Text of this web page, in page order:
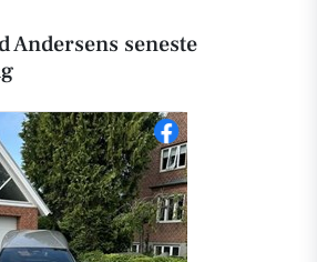
Andersens seneste